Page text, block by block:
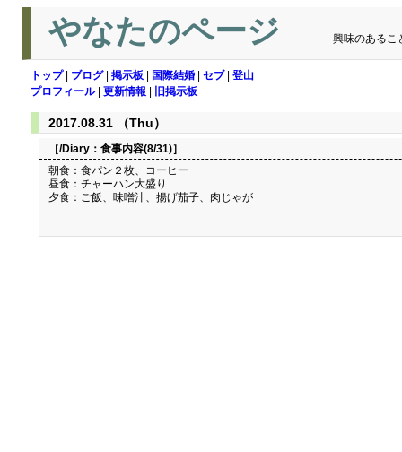
やなたのページ 興味のあるこ
トップ| ブログ| 掲示板 国際結婚 セブ| 登山
プロフィール| 更新情報 旧掲示板
2017.08.31 （Thu）
［/Diary： 食事内容(8/31)］
朝食：食パン２枚、コーヒー
昼食：チャーハン大盛り
夕食：ご飯、味噌汁、揚げ茄子、肉じゃが